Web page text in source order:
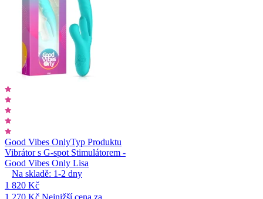
Good Vibes OnlyTyp Produktu
Vibrátor s G-spot Stimulátorem -
Good Vibes Only Lisa
Na skladě: 1-2 dny
1 820 Kč
1 270 Kč Nejnižší cena za